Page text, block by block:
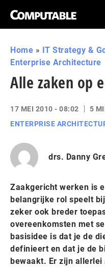
Home » IT Strategy &
Enterprise Architecture
Alle zaken op
17 MEI 2010 - 08:02 5
ENTERPRISE
drs. Danny
Zaakgericht werken is
belangrijke rol speelt
zeker ook breder
overeenkomsten met
basisidee is dat je de
definieert en dat je de
bewaakt. Er zijn